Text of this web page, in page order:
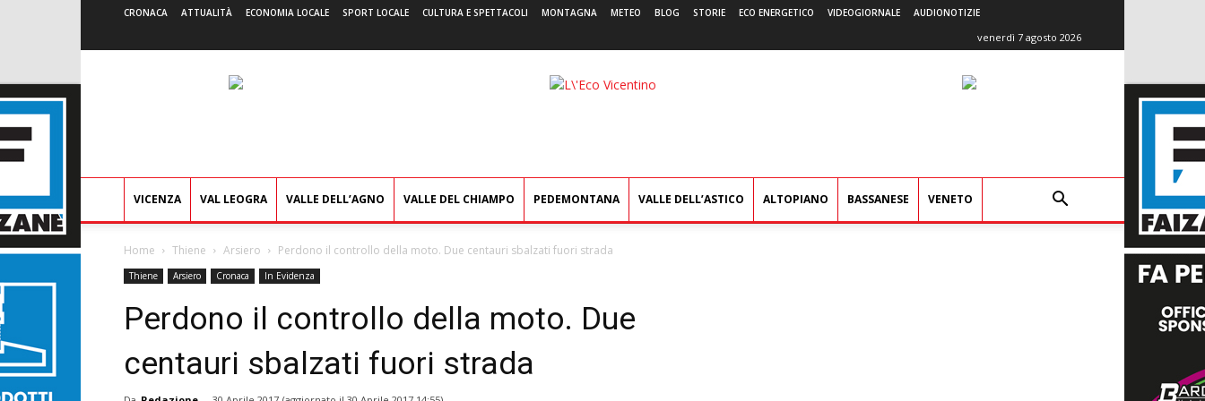
CRONACA ATTUALITÀ ECONOMIA LOCALE SPORT LOCALE CULTURA E SPETTACOLI MONTAGNA METEO BLOG STORIE ECO ENERGETICO VIDEOGIORNALE AUDIONOTIZIE
venerdì 7 agosto 2026
L'Eco
VICENZA VAL LEOGRA VALLE DELL’AGNO VALLE DEL CHIAMPO PEDEMONTANA VALLE DELL’ASTICO ALTOPIANO BASSANESE VENETO
Home Thiene Arsiero Perdono il controllo della moto. Due centauri sbalzati fuori strada
Thiene Arsiero Cronaca In Evidenza
Perdono il controllo della moto. Due
centauri sbalzati fuori strada